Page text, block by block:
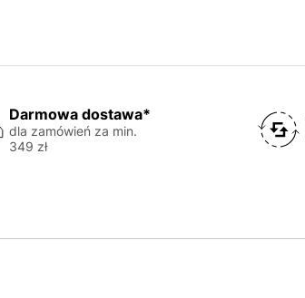
Darmowa dostawa*
dla zamówień za min.
349 zł